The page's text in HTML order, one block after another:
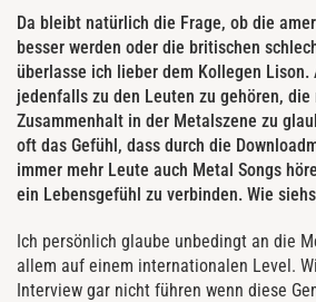
Da bleibt natürlich die Frage, ob die
besser werden oder die britischen
überlasse ich lieber dem Kollegen Lison.
jedenfalls zu den Leuten zu gehören, die
Zusammenhalt in der Metalszene zu
oft das Gefühl, dass durch die
immer mehr Leute auch Metal Songs
ein Lebensgefühl zu verbinden. Wie
Ich persönlich glaube unbedingt an die
allem auf einem internationalen Level.
Interview gar nicht führen wenn diese